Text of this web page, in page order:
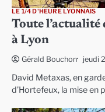
LE 1/4 D'HEURE LYONNAIS
Toute l’actualité
à Lyon
Gérald Bouchon jeudi
David Metaxas, en
d’Hortefeux, la mise en